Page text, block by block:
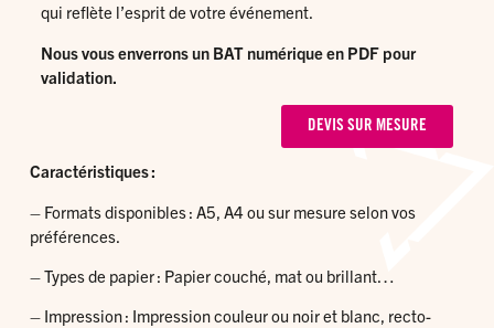
qui reflète l’esprit de votre événement.
Nous vous enverrons un BAT numérique en PDF pour
validation.
DEVIS SUR MESURE
Caractéristiques :
– Formats disponibles : A5, A4 ou sur mesure selon vos
préférences.
– Types de papier : Papier couché, mat ou brillant…
– Impression : Impression couleur ou noir et blanc, recto-